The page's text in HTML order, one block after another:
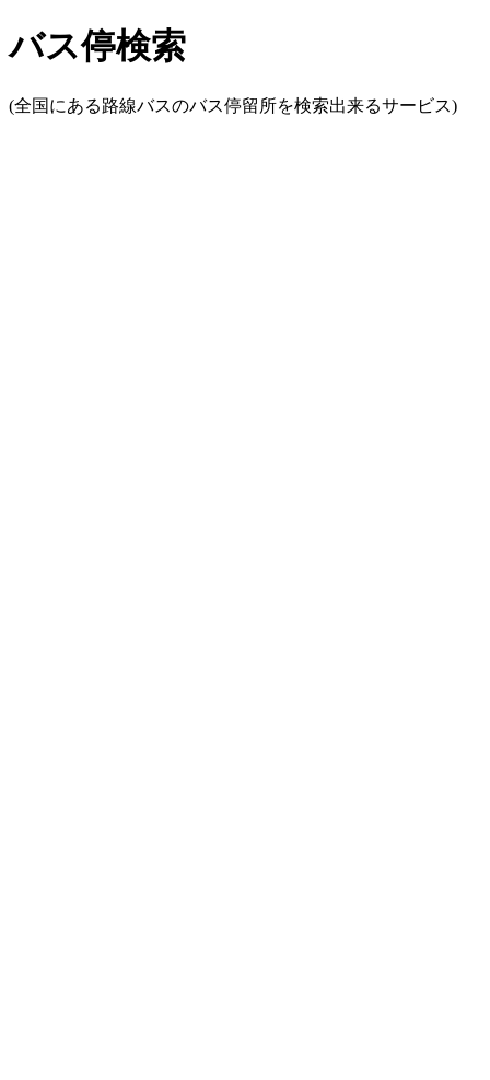
バス停検索
(全国にある路線バスのバス停留所を検索出来るサービス)